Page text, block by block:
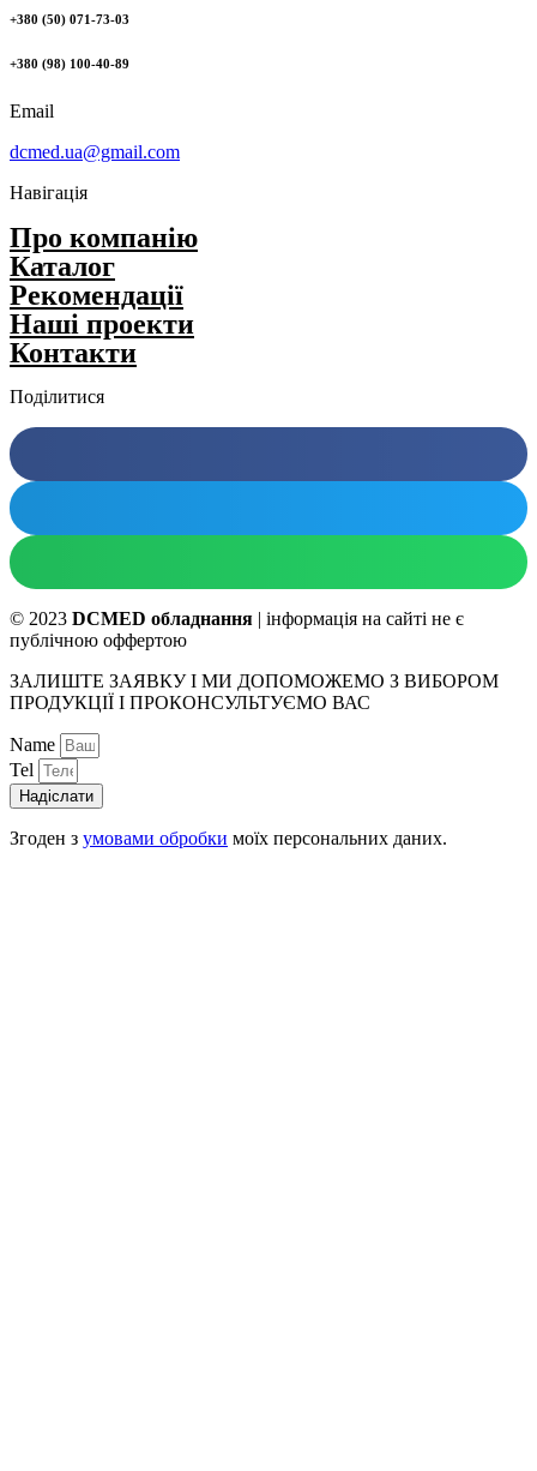
+380 (50) 071-73-03
+380 (98) 100-40-89
Email
dcmed.ua@gmail.com
Навігація
Про компанію
Каталог
Рекомендації
Нашi проекти
Контакти
Поділитися
© 2023 DCMED обладнання | інформація на сайті не є
публічною оффертою
ЗАЛИШТЕ ЗАЯВКУ І МИ ДОПОМОЖЕМО З ВИБОРОМ
ПРОДУКЦІЇ І ПРОКОНСУЛЬТУЄМО ВАС
Name
Tel
Надіслати
Згоден з умовами обробки моїх персональних даних.